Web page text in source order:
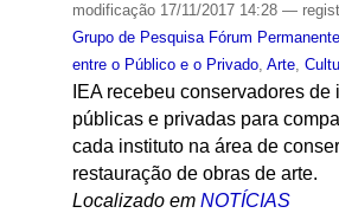
modificação17/11/2017 14:28 —
Grupo de Pesquisa Fórum
entre o Público e o Privado, Arte,
IEA recebeu conservadores de
públicas e privadas para
cada instituto na área de
restauração de obras de arte.
Localizado em NOTÍCIAS